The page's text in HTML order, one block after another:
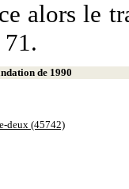
alors le
de 1990
deux (45742)